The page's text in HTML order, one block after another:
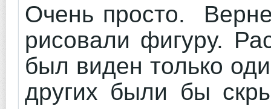
Очень просто.
рисовали фигуру.
был виден только
других были бы